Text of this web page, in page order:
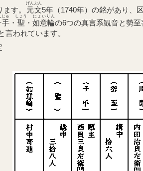
す。 元文
げんぶん
5年（1740年）の銘があり、
手
じゅ
・ 聖
しょう
・ 如意輪
にょいりん
の6つの真言系観音と勢至
言われています。